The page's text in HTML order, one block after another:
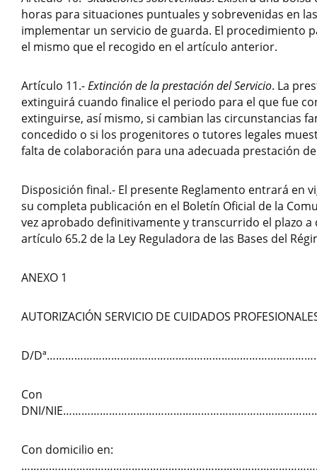
horas para situaciones puntuales y sobrevenidas en
implementar un servicio de guarda. El procedimiento
el mismo que el recogido en el artículo anterior.
Artículo 11.-Extinción de la prestación del Servicio. La
extinguirá cuando finalice el periodo para el que fue
extinguirse, así mismo, si cambian las circunstancias
concedido o si los progenitores o tutores legales
falta de colaboración para una adecuada prestación
Disposición final.- El presente Reglamento entrará en
su completa publicación en el Boletín Oficial de la
vez aprobado definitivamente y transcurrido el plazo a
artículo 65.2 de la Ley Reguladora de las Bases del
ANEXO 1
AUTORIZACIÓN SERVICIO DE CUIDADOS
D/
Con
DNI/
Con domicilio en: